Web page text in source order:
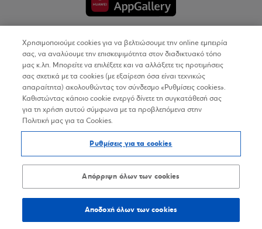
Copyright © 2026
Όροι Χρήσης
Προσωπικά Δεδομένα στον Διαδικτυακό Τόπο
Δήλωση Προσβασιμότητας
Sitemap
Χρησιμοποιούμε cookies για να βελτιώσουμε την online εμπειρία
σας, να αναλύουμε την επισκεψιμότητα στον διαδικτυακό τόπο
μας κ.λπ. Μπορείτε να επιλέξετε και να αλλάξετε τις προτιμήσεις
σας σχετικά με τα cookies (με εξαίρεση όσα είναι τεχνικώς
απαραίτητα) ακολουθώντας τον σύνδεσμο «Ρυθμίσεις cookies».
Καθιστώντας κάποιο cookie ενεργό δίνετε τη συγκατάθεσή σας
για τη χρήση αυτού σύμφωνα με τα προβλεπόμενα στην
Πολιτική μας για τα Cookies.
Ρυθμίσεις για τα cookies
Απόρριψη όλων των cookies
Αποδοχή όλων των cookies